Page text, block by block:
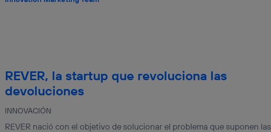
INNOVACIÓN
REVER, la startup que revoluciona las
devoluciones
REVER nació con el objetivo de solucionar el problema que suponen las
consienta el uso de la tecnología recibirá el mismo identificador.
de banda ancha
del usuario del móvil.
Utiq seleccionando “Administrar Utiq” en la parte
o visitando el portal de privacidad de Utiq (“consenthub”)
consulta la política de privacidad de Utiq